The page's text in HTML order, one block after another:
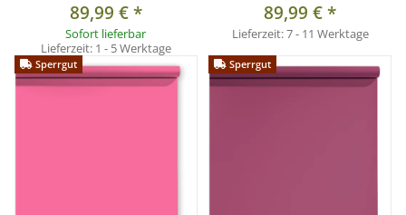
89,99 €*
Sofort lieferbar
Lieferzeit: 1 - 5 Werktage
89,99 €*
Lieferzeit:7 - 11 Werktage
Sperrgut Sperrgut